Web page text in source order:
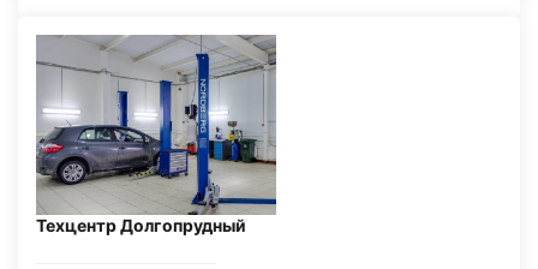
Техцентр Долгопрудный